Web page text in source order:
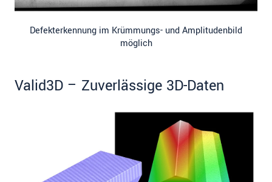
Defekterkennung im Krümmungs- und Amplitudenbild
möglich
Valid3D – Zuverlässige 3D-Daten